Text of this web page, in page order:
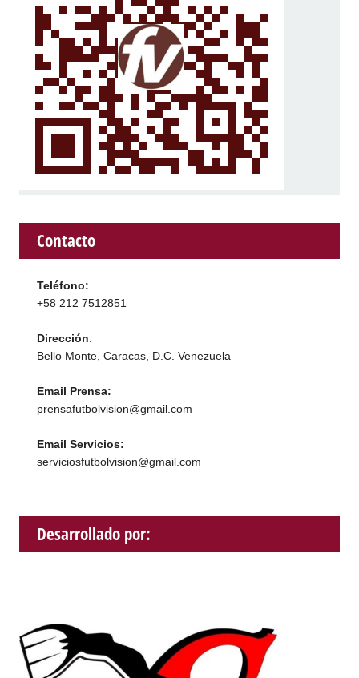
Contacto
Teléfono:
+58 212 7512851
Dirección:
Bello Monte, Caracas, D.C. Venezuela
Email Prensa:
prensafutbolvision@gmail.com
Email Servicios:
serviciosfutbolvision@gmail.com
Desarrollado por: